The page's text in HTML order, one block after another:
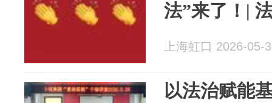
法”来了！|
上海虹口 2026-05-
以法治赋能